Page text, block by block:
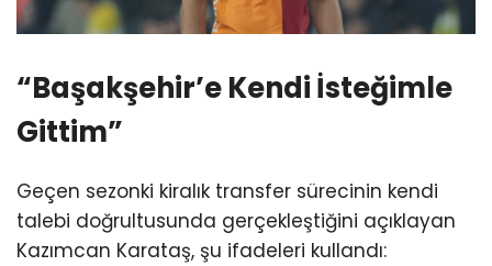
“Başakşehir’e Kendi İsteğimle
Gittim”
Geçen sezonki kiralık transfer sürecinin kendi
talebi doğrultusunda gerçekleştiğini açıklayan
Kazımcan Karataş, şu ifadeleri kullandı: